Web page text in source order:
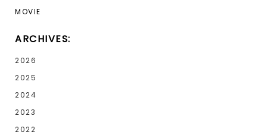
MOVIE
ARCHIVES:
2026
2025
2024
2023
2022